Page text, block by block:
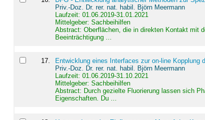
Priv.-Doz. Dr. rer. nat. habil. Björn Meermann
Laufzeit: 01.06.2019-31.01.2021
Mittelgeber: Sachbeihilfen
Abstract:Oberflächen, die in direkten Kontakt mit
Beeinträchtigung ...
17.
Entwicklung eines Interfaces zur on-line
Priv.-Doz. Dr. rer. nat. habil. Björn Meermann
Laufzeit: 01.06.2019-31.10.2021
Mittelgeber: Sachbeihilfen
Abstract: Durch gezielte Fluorierung lassen sich
Eigenschaften. Du ...